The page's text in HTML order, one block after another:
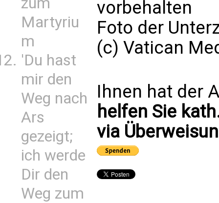
Martyriu
m
'Du hast
mir den
Weg nach
Ars
gezeigt;
ich werde
Dir den
Weg zum
vorbehalten
Foto der
(c) Vatican
Ihnen hat der
helfen Sie
via